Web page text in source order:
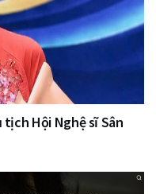
tịch Hội Nghệ sĩ Sân